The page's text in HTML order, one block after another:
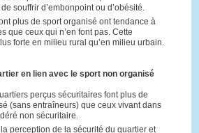
souffrir d’embonpoint ou d’obésité.
plus de sport organisé ont tendance à
que ceux qui n’en font pas. Cette
forte en milieu rural qu’en milieu urbain.
en lien avec le sport non organisé
perçus sécuritaires font plus de
(sans entraîneurs) que ceux vivant dans
non sécuritaire.
perception de la sécurité du quartier et